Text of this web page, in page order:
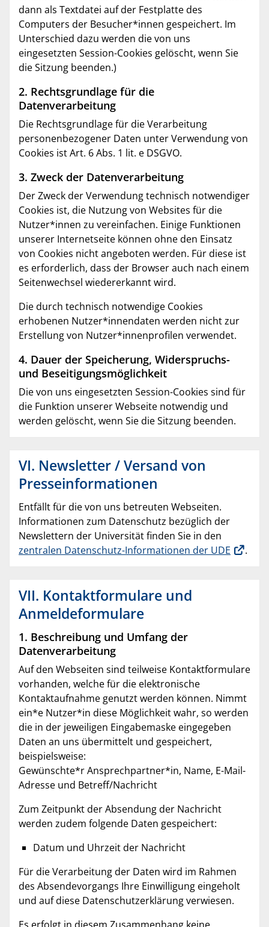
dann als Textdatei auf der Festplatte des
Computers der Besucher*innen gespeichert. Im
Unterschied dazu werden die von uns
eingesetzten Session-Cookies gelöscht, wenn Sie
die Sitzung beenden.)
2. Rechtsgrundlage für die
Datenverarbeitung
Die Rechtsgrundlage für die Verarbeitung
personenbezogener Daten unter Verwendung von
Cookies ist Art. 6 Abs. 1 lit. e DSGVO.
3. Zweck der Datenverarbeitung
Der Zweck der Verwendung technisch notwendiger
Cookies ist, die Nutzung von Websites für die
Nutzer*innen zu vereinfachen. Einige Funktionen
unserer Internetseite können ohne den Einsatz
von Cookies nicht angeboten werden. Für diese ist
es erforderlich, dass der Browser auch nach einem
Seitenwechsel wiedererkannt wird.
Die durch technisch notwendige Cookies
erhobenen Nutzer*innendaten werden nicht zur
Erstellung von Nutzer*innenprofilen verwendet.
4. Dauer der Speicherung, Widerspruchs-
und Beseitigungsmöglichkeit
Die von uns eingesetzten Session-Cookies sind für
die Funktion unserer Webseite notwendig und
werden gelöscht, wenn Sie die Sitzung beenden.
VI. Newsletter / Versand von
Presseinformationen
Entfällt für die von uns betreuten Webseiten.
Informationen zum Datenschutz bezüglich der
Newslettern der Universität finden Sie in den
zentralen Datenschutz-Informationen der UDE
.
VII. Kontaktformulare und
Anmeldeformulare
1. Beschreibung und Umfang der
Datenverarbeitung
Auf den Webseiten sind teilweise Kontaktformulare
vorhanden, welche für die elektronische
Kontaktaufnahme genutzt werden können. Nimmt
ein*e Nutzer*in diese Möglichkeit wahr, so werden
die in der jeweiligen Eingabemaske eingegeben
Daten an uns übermittelt und gespeichert,
beispielsweise:
Gewünschte*r Ansprechpartner*in, Name, E-Mail-
Adresse und Betreff/Nachricht
Zum Zeitpunkt der Absendung der Nachricht
werden zudem folgende Daten gespeichert:
Datum und Uhrzeit der Nachricht
Für die Verarbeitung der Daten wird im Rahmen
des Absendevorgangs Ihre Einwilligung eingeholt
und auf diese Datenschutzerklärung verwiesen.
Es erfolgt in diesem Zusammenhang keine